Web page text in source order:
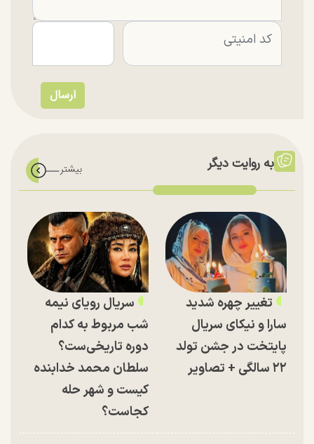
به روایت دیگر
تغییر چهره شدید
سارا و نیکای سریال
پایتخت در جشن تولد
۲۲ سالگی + تصاویر
سریال رویای نیمه
شب مربوط به کدام
دوره تاریخی‌ست؟
سلطان محمد خدابنده
کیست و شهر حله
کجاست؟